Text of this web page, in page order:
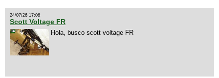
24/07/26 17:06
Scott Voltage FR
Hola, busco scott voltage FR